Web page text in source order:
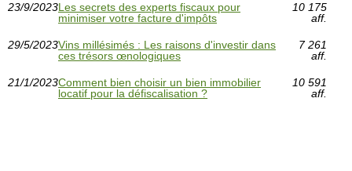
23/9/2023Les secrets des experts fiscaux pour
minimiser votre facture d'impôts
10 175
aff.
29/5/2023Vins millésimés : Les raisons d'investir dans
ces trésors œnologiques
7 261
aff.
21/1/2023Comment bien choisir un bien immobilier
locatif pour la défiscalisation ?
10 591
aff.